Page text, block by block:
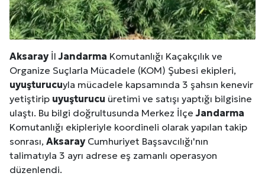
Aksaray İlJandarma Komutanlığı Kaçakçılık ve
Organize Suçlarla Mücadele (KOM) Şubesi ekipleri,
uyuşturucuyla mücadele kapsamında 3 şahsın kenevir
yetiştirip uyuşturucu üretimi ve satışı yaptığı bilgisine
ulaştı. Bu bilgi doğrultusunda Merkez İlçeJandarma
Komutanlığı ekipleriyle koordineli olarak yapılan takip
sonrası, Aksaray Cumhuriyet Başsavcılığı'nın
talimatıyla 3 ayrı adrese eş zamanlı operasyon
düzenlendi.